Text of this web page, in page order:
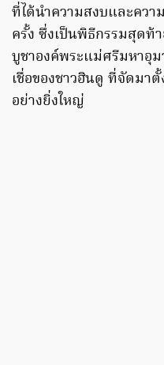
ที่ได้นำความสงบและคว
ครั้ง ซึ่งเป็นพิธีกรรมสุดท้
บูชาองค์พระแม่ศรีมหาอุ
เชื่อของชาวฮินดู ที่จัดม
อย่างยิ่งใหญ่